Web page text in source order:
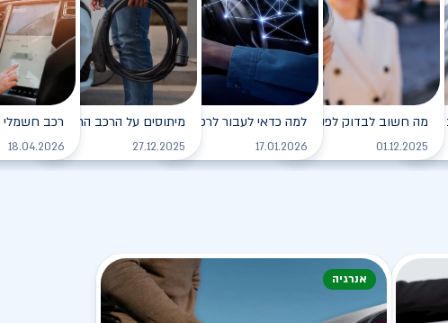
לקריאה
החשמלי
לקריאה
מה חשוב לבדוק לפני רכישת רכב חשמלי?
01.12.2025 לקריאה
למה כדאי לעבור לרכב חשמלי?
17.01.2026 לקריאה
מיתוסים על הרכב החשמלי שכדאי
27.12.2025
רכב חשמלי
18.04.2026
אנרגיה